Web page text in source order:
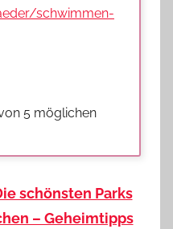
schwimmen-
5 möglichen
schönsten Parks
– Geheimtipps